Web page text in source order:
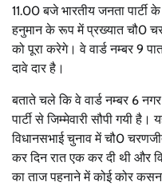
11.00 बजे भारतीय जनता
हनुमान के रूप में प्रख्यात चौ0
को पूरा करेगे। वे वार्ड नम्बर 9
दावे दार है।
बताते चले कि वे वार्ड नम्बर 6
पार्टी से जिम्मेवारी सौपी गयी
विधानसभाई चुनाव में चौ0
कर दिन रात एक कर दी थी और
का ताज पहनाने में कोई कोर